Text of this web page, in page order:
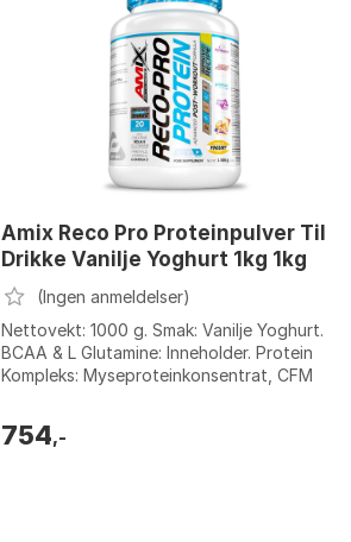
Amix Reco Pro Proteinpulver Til
Drikke Vanilje Yoghurt 1kg 1kg
(Ingen anmeldelser)
Nettovekt: 1000 g. Smak: Vanilje Yoghurt.
BCAA & L Glutamine: Inneholder. Protein
Kompleks: Myseproteinkonsentrat, CFM
754,-